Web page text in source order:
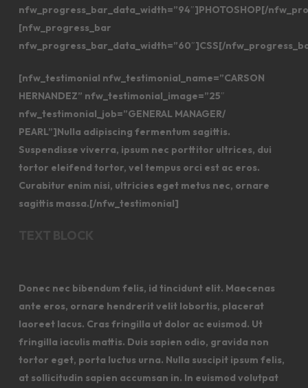
nfw_progress_bar_data_width=”94″]PHOTOSHOP[/
[nfw_progress_bar
nfw_progress_bar_data_width=”60″]CSS[/
[nfw_testimonial nfw_testimonial_name=”CARSON
HERNANDEZ” nfw_testimonial_image=”25″
nfw_testimonial_job=”GENERAL MANAGER/
PEARL”]Nulla adipiscing fermentum sagittis.
Suspendisse viverra, ipsum nec porttitor ultrices, dui
tortor eleifend tortor, vel tempus orci est ac eros.
Curabitur enim nisi, ultricies eget metus nec, ornare
sagittis massa.[/nfw_testimonial]
TEXT BLOCK
Donec nec bibendum felis, id tincidunt elit. Maecenas
ante eros, ornare hendrerit velit lobortis, placerat
laoreet lacus. Cras fringilla ut dolor ac euismod. Ut
fringilla iaculis mattis. Duis sapien odio, gravida non
tortor eget, porta luctus urna. Nulla suscipit ipsum felis,
at sollicitudin sapien accumsan in. In euismod volutpat